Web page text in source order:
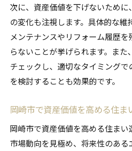
次に、資産価値を下げないため
の変化も注視します。具体的な維
メンテナンスやリフォーム履歴
らないことが挙げられます。また
チェックし、適切なタイミング
を検討することも効果的です。
岡崎市で資産価値を高める住ま
岡崎市で資産価値を高める住ま
市場動向を見極め、将来性のある